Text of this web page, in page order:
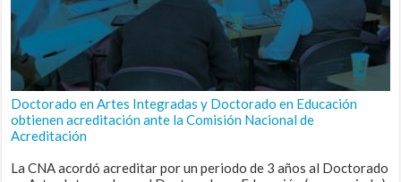
Doctorado en Artes Integradas y Doctorado en Educación
obtienen acreditación ante la Comisión Nacional de
Acreditación
La CNA acordó acreditar por un periodo de 3 años al Doctorado